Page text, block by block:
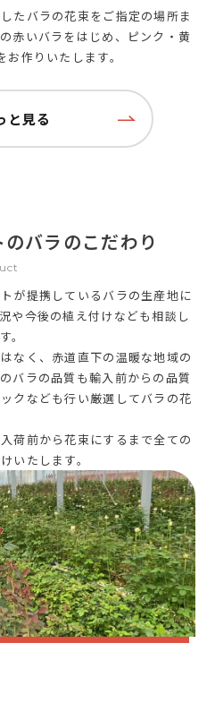
たバラの花束をご指定の場所ま
赤いバラをはじめ、ピンク・黄
作りいたします。
と見る
バラのこだわり
が提携しているバラの生産地に
や今後の植え付けなども相談し
。
なく、赤道直下の温暖な地域の
バラの品質も輸入前からの品質
クなども行い厳選してバラの花
荷前から花束にするまで全ての
いたします。